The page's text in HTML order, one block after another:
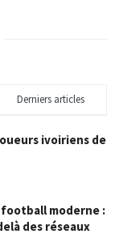
Derniers articles
ivoiriens de
moderne :
des réseaux